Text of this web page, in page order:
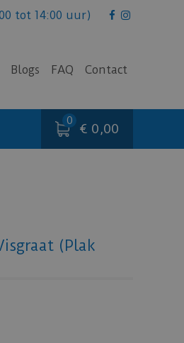
tot 14:00 uur)
Blogs FAQ Contact
€ 0,00
(Plak